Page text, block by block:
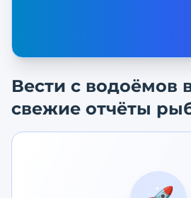
Вести с водоёмов
свежие отчёты